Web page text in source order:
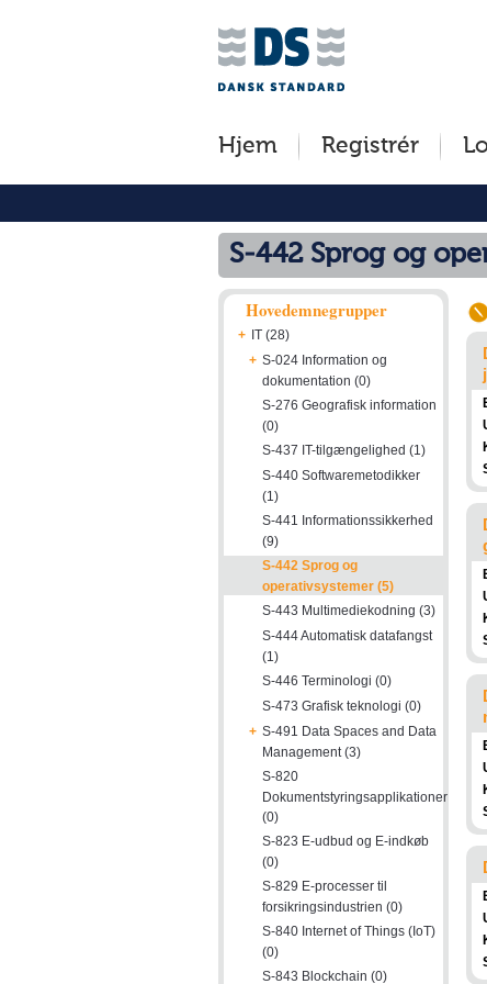
Hjem Registrér
S-442 Sprog og
Hovedemnegrupper
+ IT (28)
+ S-024 Information og
dokumentation (0)
S-276 Geografisk information
(0)
S-437 IT-tilgængelighed (1)
S-440 Softwaremetodikker
(1)
S-441 Informationssikkerhed
(9)
S-442 Sprog og
operativsystemer (5)
S-443 Multimediekodning (3)
S-444 Automatisk datafangst
(1)
S-446 Terminologi (0)
S-473 Grafisk teknologi (0)
+ S-491 Data Spaces and Data
Management (3)
S-820
Dokumentstyringsapplikationer
(0)
S-823 E-udbud og E-indkøb
(0)
S-829 E-processer til
forsikringsindustrien (0)
S-840 Internet of Things (IoT)
(0)
S-843 Blockchain (0)